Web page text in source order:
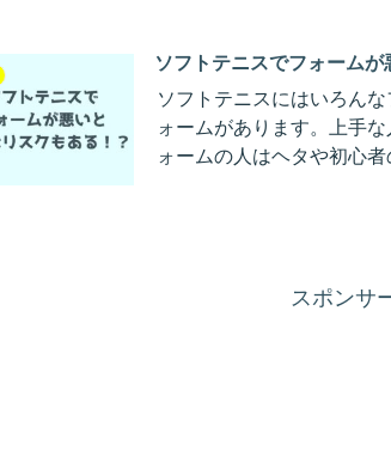
ソフトテニスでフォーム
ソフトテニスにはいろん
ォームがあります。上手
ォームの人はヘタや初心
スポンサ